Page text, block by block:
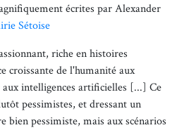
écrites par Alexander
Sétoise
riche en histoires
croissante de l'humanité aux
intelligences artificielles [...] Ce
pessimistes, et dressant un
pessimiste, mais aux scénarios